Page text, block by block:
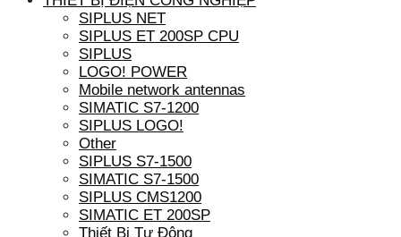
SIPLUS NET
SIPLUS ET 200SP CPU
SIPLUS
LOGO! POWER
Mobile network antennas
SIMATIC S7-1200
SIPLUS LOGO!
Other
SIPLUS S7-1500
SIMATIC S7-1500
SIPLUS CMS1200
SIMATIC ET 200SP
Thiết Bị Tự Động